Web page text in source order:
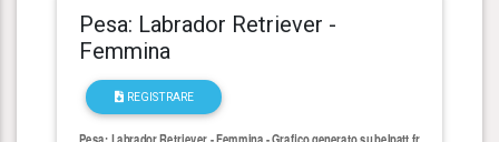
Pesa: Labrador Retriever -
Femmina
REGISTRARE